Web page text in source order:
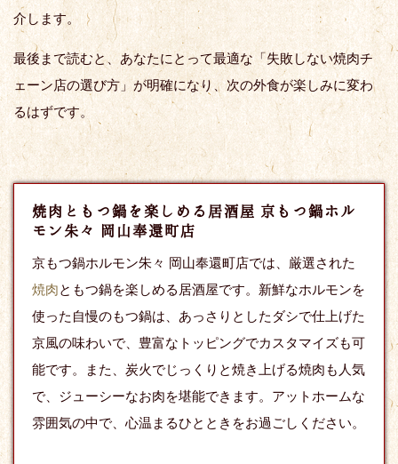
介します。
最後まで読むと、あなたにとって最適な「失敗しない焼肉チ
ェーン店の選び方」が明確になり、次の外食が楽しみに変わ
るはずです。
焼肉ともつ鍋を楽しめる居酒屋 京もつ鍋ホル
モン朱々 岡山奉還町店
京もつ鍋ホルモン朱々 岡山奉還町店では、厳選された
焼肉ともつ鍋を楽しめる居酒屋です。新鮮なホルモンを
使った自慢のもつ鍋は、あっさりとしたダシで仕上げた
京風の味わいで、豊富なトッピングでカスタマイズも可
能です。また、炭火でじっくりと焼き上げる焼肉も人気
で、ジューシーなお肉を堪能できます。アットホームな
雰囲気の中で、心温まるひとときをお過ごしください。